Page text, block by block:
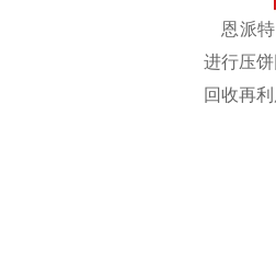
恩派特
进行压
回收再